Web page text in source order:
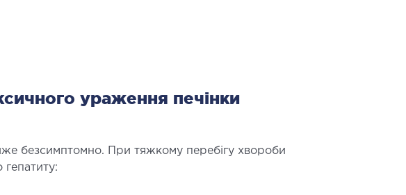
ураження печінки
безсимптомно. При тяжкому перебігу хвороби
гепатиту: